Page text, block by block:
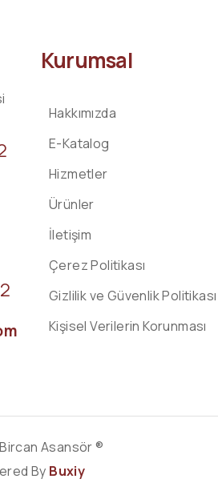
Kurumsal
Hakkımızda
E-Katalog
Hizmetler
Ürünler
İletişim
Çerez Politikası
Gizlilik ve Güvenlik Politikası
Kişisel Verilerin Korunması
Asansör ®
By Buxiy